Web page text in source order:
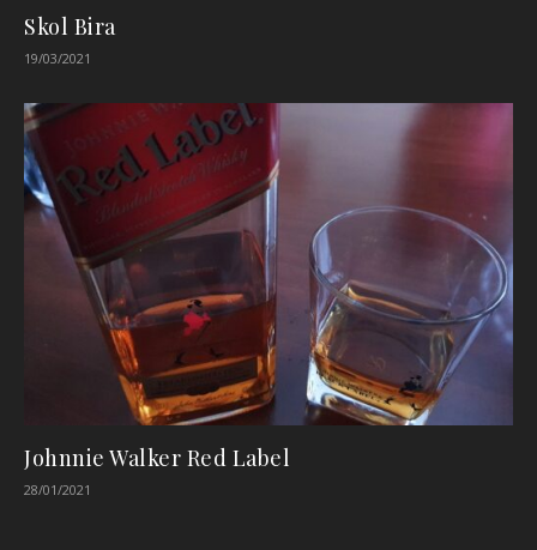
Skol Bira
19/03/2021
Johnnie Walker Red Label
28/01/2021